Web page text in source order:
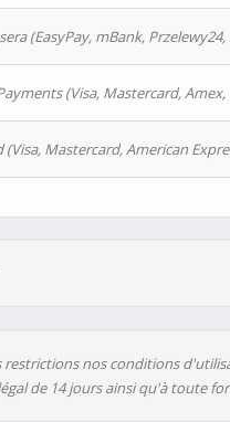
(EasyPay, mBank,
(Visa, Mastercard, Amex,
Mastercard, American
restrictions nos conditions
de 14 jours ainsi qu'à toute